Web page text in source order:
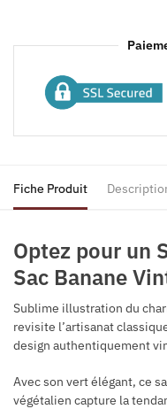
Fiche Produit
Optez pour un
Sac Banane
Sublime illustration du
revisite l’artisanat
design authentiquement
Avec son vert élégant, ce
végétalien capture la